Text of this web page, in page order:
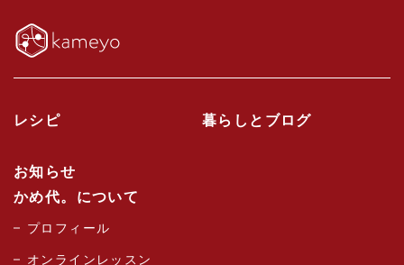
レシピ 暮らしとブログ
お知らせ
かめ代。について
プロフィール
オンラインレッスン